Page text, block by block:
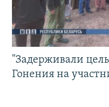
"Задерживали
Гонения на